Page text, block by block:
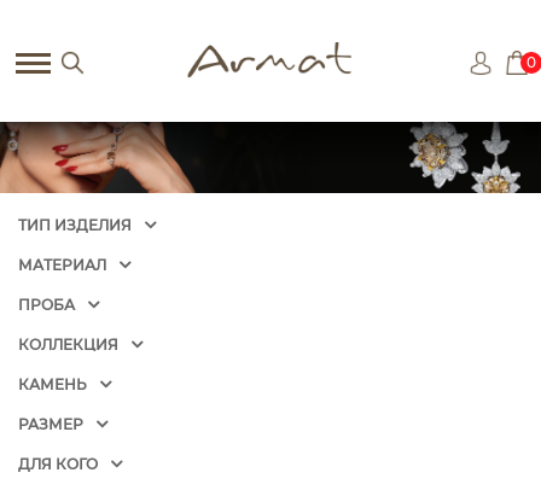
0
ТИП ИЗДЕЛИЯ
МАТЕРИАЛ
ПРОБА
КОЛЛЕКЦИЯ
КАМЕНЬ
РАЗМЕР
ДЛЯ КОГО